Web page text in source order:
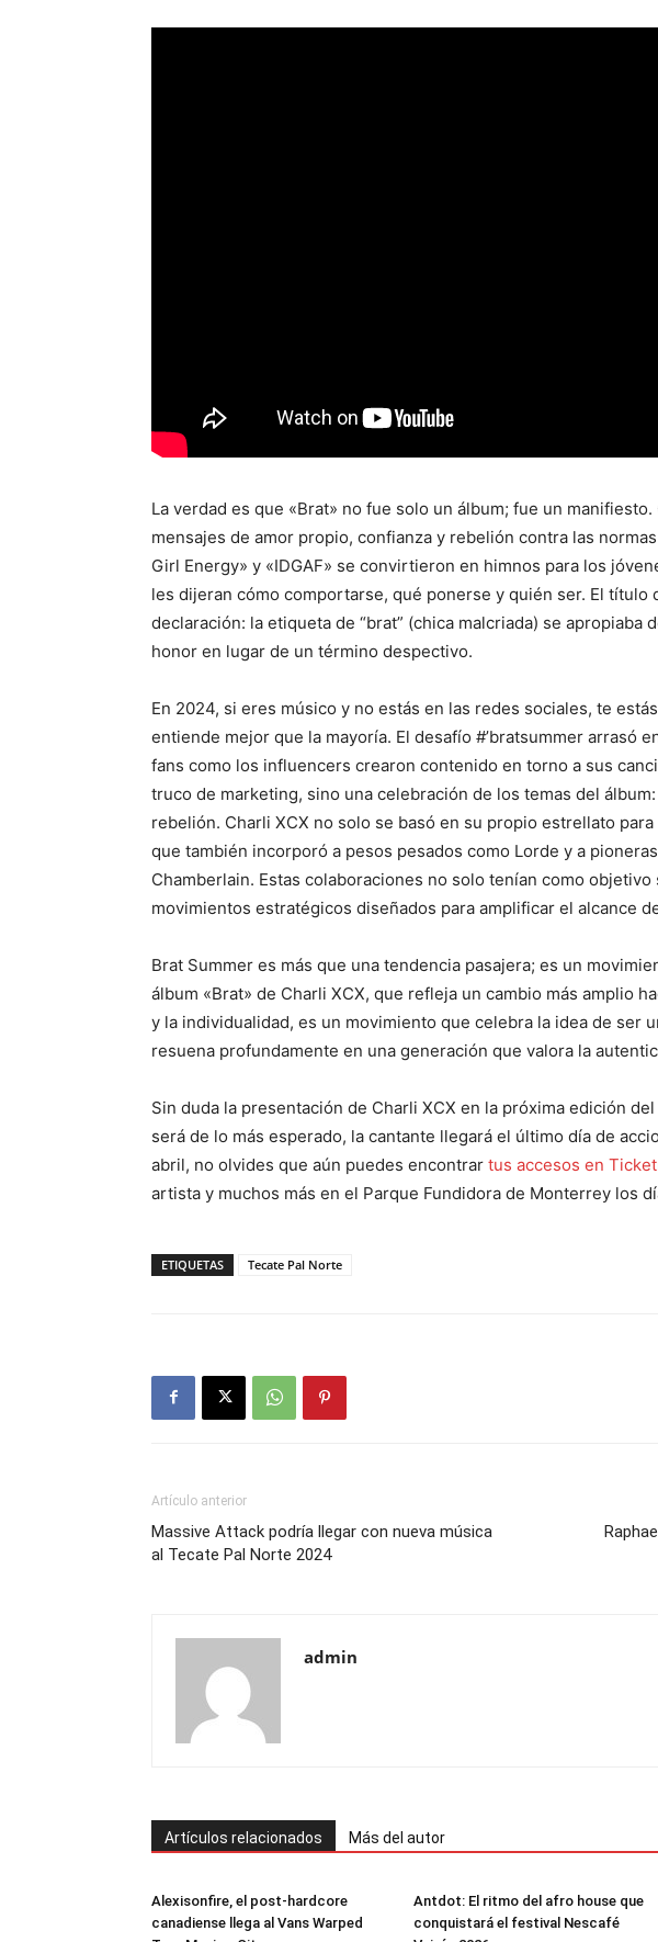
La verdad es que «Brat» no fue solo un álbum; fue un
mensajes de amor propio, confianza y rebelión contra las
Girl Energy» y «IDGAF» se convirtieron en himnos para los
les dijeran cómo comportarse, qué ponerse y quién ser. El título
declaración: la etiqueta de “brat” (chica malcriada) se apropiaba
honor en lugar de un término despectivo.
En 2024, si eres músico y no estás en las redes sociales, te
entiende mejor que la mayoría. El desafío #’bratsummer arrasó
fans como los influencers crearon contenido en torno a sus
truco de marketing, sino una celebración de los temas del
rebelión. Charli XCX no solo se basó en su propio estrellato
que también incorporó a pesos pesados como Lorde y a
Chamberlain. Estas colaboraciones no solo tenían como
movimientos estratégicos diseñados para amplificar el alcance
Brat Summer es más que una tendencia pasajera; es un
álbum «Brat» de Charli XCX, que refleja un cambio más amplio
y la individualidad, es un movimiento que celebra la idea de ser
resuena profundamente en una generación que valora la
Sin duda la presentación de Charli XCX en la próxima edición
será de lo más esperado, la cantante llegará el último día de
abril, no olvides que aún puedes encontrar tus accesos en
artista y muchos más en el Parque Fundidora de Monterrey los
ETIQUETAS Tecate Pal Norte
Artículo anterior
Massive Attack podría llegar con nueva música
al Tecate Pal Norte 2024
admin
Artículos relacionados Más del autor
Alexisonfire, el post-hardcore
canadiense llega al Vans Warped
Antdot: El ritmo del afro house que
conquistará el festival Nescafé